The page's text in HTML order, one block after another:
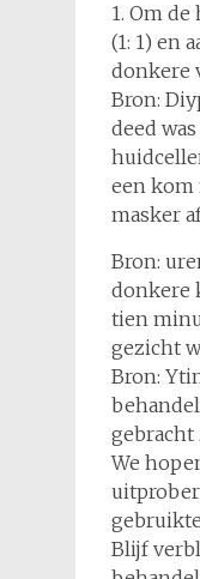
1. Om
(1: 1) en
donkere
Bron:
deed
een kom
masker
Bron:
donkere
tien
gezicht
Bron:
gebracht
We
Blijf